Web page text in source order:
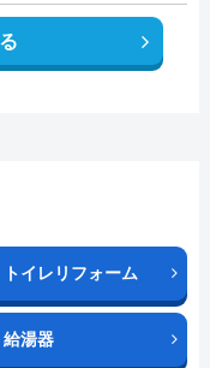
トイレリフォーム
給湯器